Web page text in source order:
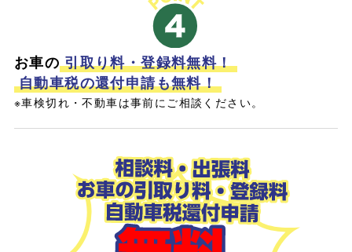
お車の 引取り料・登録料無料！
自動車税の還付申請も無料！
※車検切れ・不動車は事前にご相談ください。